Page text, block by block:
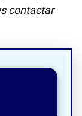
contactar